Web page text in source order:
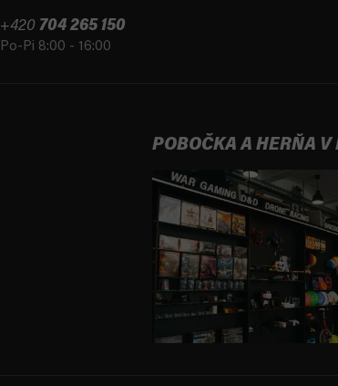
+420 704 265 150
Po-Pi 8:00 - 16:00
POBOČKA A HERŇA V